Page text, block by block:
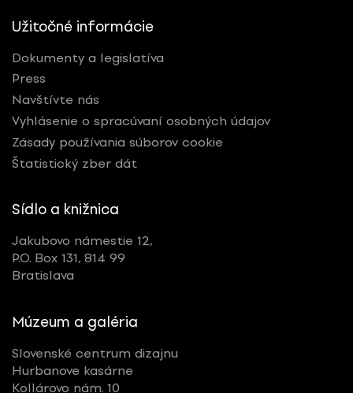
Užitočné informácie
Dokumenty a legislatíva
Press
Navštívte nás
Vyhlásenie o spracúvaní osobných údajov
Zásady používania súborov cookie
Štatistický zber dát
Sídlo a knižnica
Jakubovo námestie 12,
P.O. Box 131, 814 99
Bratislava
Múzeum a galéria
Slovenské centrum dizajnu
Hurbanove kasárne
Kollárovo nám. 10